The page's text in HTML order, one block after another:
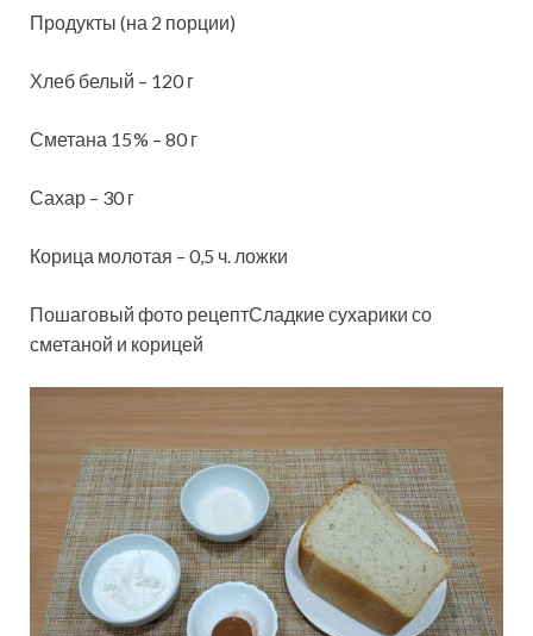
Продукты (на 2 порции)
Хлеб белый – 120 г
Сметана 15 % – 80 г
Сахар – 30 г
Корица молотая – 0,5 ч. ложки
Пошаговый фото рецептСладкие сухарики со
сметаной и корицей